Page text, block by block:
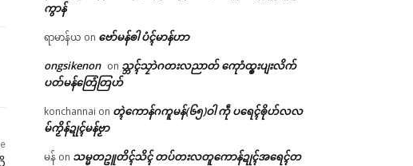
ကွာန်
ရာမာန်ယ on ဗော်မန်ၜါ ပံၚ်မာန်ဟာ
ongsikenon on သ္ဘၚ်သၠာဲဂတးလညာတ် ကေုာံထ္ၜးပျးလိက်
ပတ်မန်တြေံတြဟ်
konchannai on တ္ၚဲကောန်ဂကူမန်(၆၅)ဝါ ကဵု ပရေၚ်ၜိုဟ်လလ
မ်ကၟိန်ဍုၚ်မန်ဗၟာ
မန် on သမ္မတဥူတိၚ်သိၚ် တပ်တးလတူကောန်ဍုၚ်အရေၚ်တ